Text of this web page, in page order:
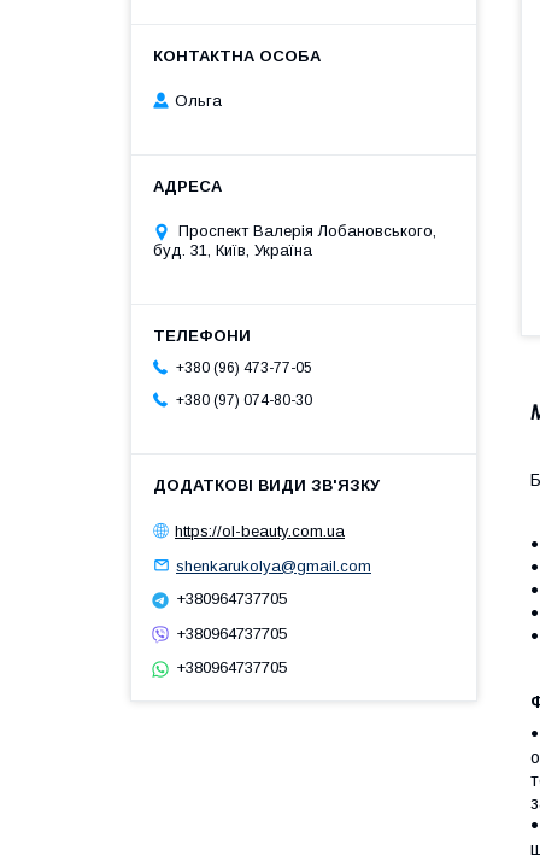
Ольга
Проспект Валерія Лобановського,
буд. 31, Київ, Україна
+380 (96) 473-77-05
+380 (97) 074-80-30
https://ol-beauty.com.ua
shenkarukolya@gmail.com
+380964737705
+380964737705
+380964737705